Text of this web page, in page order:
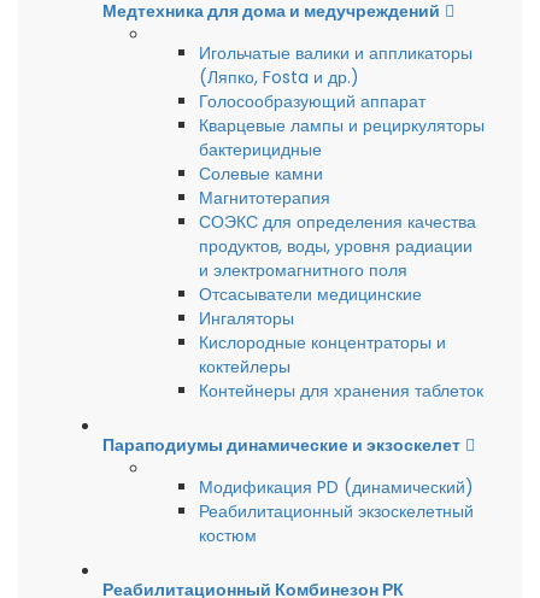
Медтехника для дома и медучреждений
Игольчатые валики и аппликаторы
(Ляпко, Fosta и др.)
Голосообразующий аппарат
Кварцевые лампы и рециркуляторы
бактерицидные
Солевые камни
Магнитотерапия
СОЭКС для определения качества
продуктов, воды, уровня радиации
и электромагнитного поля
Отсасыватели медицинские
Ингаляторы
Кислородные концентраторы и
коктейлеры
Контейнеры для хранения таблеток
Параподиумы динамические и экзоскелет
Модификация PD (динамический)
Реабилитационный экзоскелетный
костюм
Реабилитационный Комбинезон РК